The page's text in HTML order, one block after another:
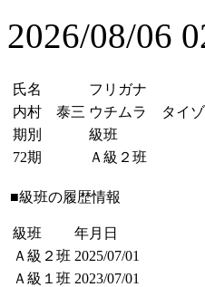
2026/08/06
氏名 フリガナ
内村 泰三 ウチムラ タイゾ
期別
級班
72期
Ａ級２班
■級班の履歴情報
級班
年月日
Ａ級２班 2025/07/01
Ａ級１班 2023/07/01